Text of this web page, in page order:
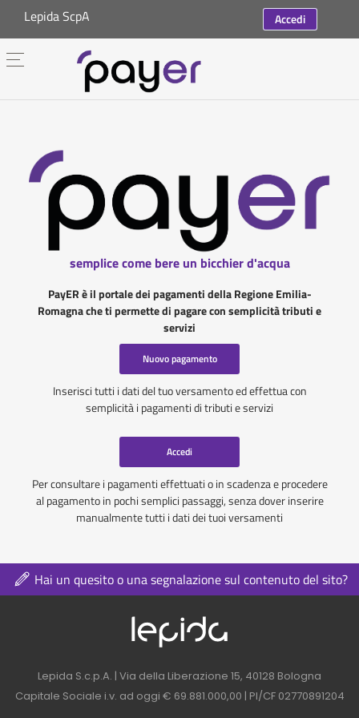
Lepida ScpA Accedi
semplice come bere un bicchier d'acqua
PayER è il portale dei pagamenti della Regione Emilia-
Romagna che ti permette di pagare con semplicità tributi e
servizi
Nuovo pagamento
Inserisci tutti i dati del tuo versamento ed effettua con
semplicità i pagamenti di tributi e servizi
Accedi
Per consultare i pagamenti effettuati o in scadenza e procedere
al pagamento in pochi semplici passaggi, senza dover inserire
manualmente tutti i dati dei tuoi versamenti
Hai un quesito o una segnalazione sul contenuto del sito?
Logo azienda nel
Contatti azienda nel footer
Lepida S.c.p.A. | Via della Liberazione 15, 40128 Bologna
Capitale Sociale i.v. ad oggi € 69.881.000,00 | PI/CF 02770891204